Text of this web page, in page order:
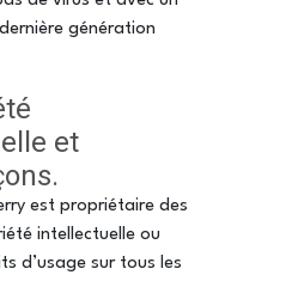
génération
et
est propriétaire des
intellectuelle ou
d’usage sur tous les